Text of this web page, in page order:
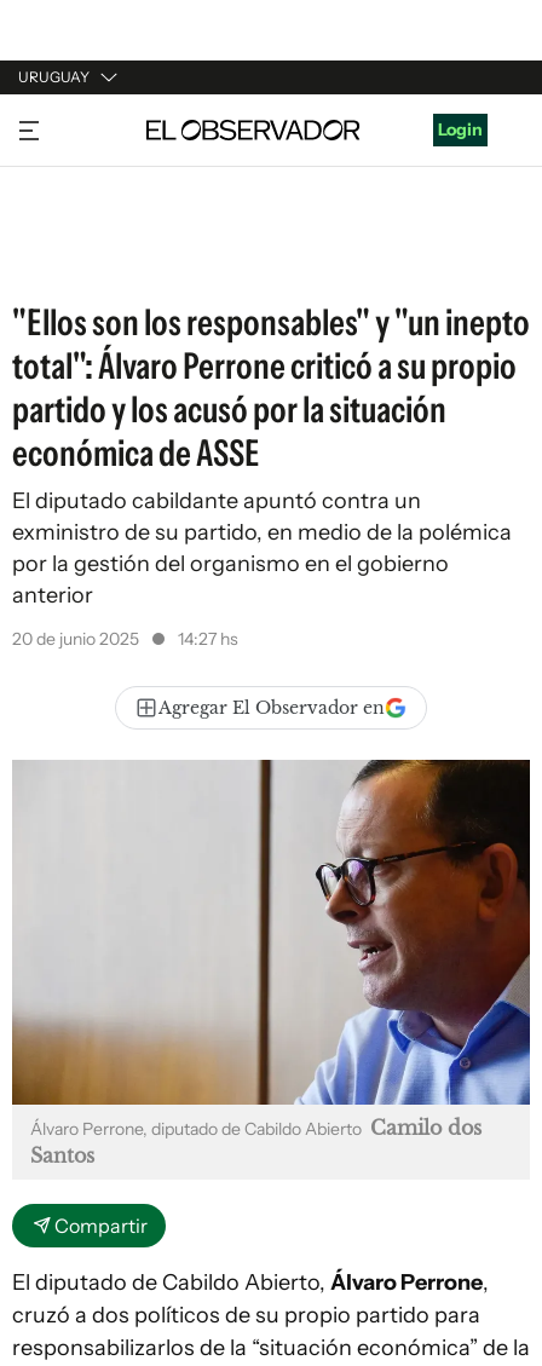
URUGUAY
URUGUAY
ARGENTINA
Login
"Ellos son los responsables" y "un inepto
total": Álvaro Perrone criticó a su propio
partido y los acusó por la situación
económica de ASSE
El diputado cabildante apuntó contra un
exministro de su partido, en medio de la polémica
por la gestión del organismo en el gobierno
anterior
20 de junio 2025 14:27 hs
Agregar El Observador en
Álvaro Perrone, diputado de Cabildo Abierto Camilo dos
Santos
Compartir
El diputado de Cabildo Abierto, Álvaro Perrone,
cruzó a dos políticos de su propio partido para
responsabilizarlos de la “situación económica” de la